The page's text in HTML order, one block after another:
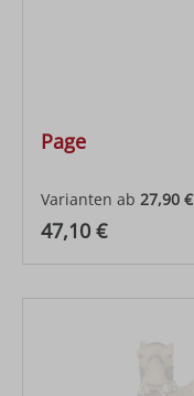
Page
Varianten ab 27,90 €
Regulärer Preis:
47,10 €